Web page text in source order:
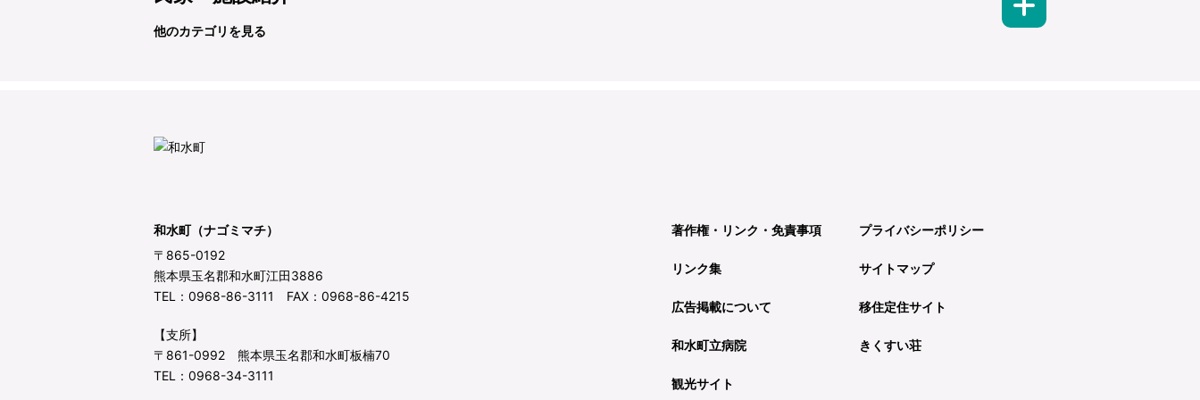
他のカテゴリを見る
和水町（ナゴミマチ）
〒865-0192
熊本県玉名郡和水町江田3886
TEL：0968-86-3111 FAX：0968-86-4215
【支所】
〒861-0992 熊本県玉名郡和水町板楠70
TEL：0968-34-3111
著作権・リンク・免責事項 プライバシーポリシー
リンク集 サイトマップ
広告掲載について 移住定住サイト
和水町立病院 きくすい荘
観光サイト